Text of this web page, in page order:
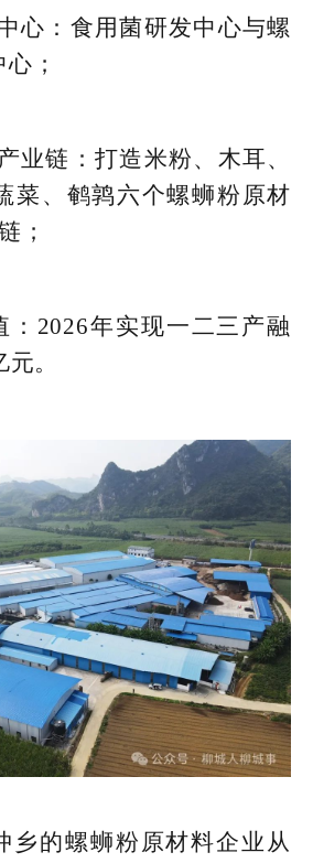
心：食用菌研发中心与螺
；
业链：打造米粉、木耳、
菜、鹌鹑六个螺蛳粉原材
；
：2026年实现一二三产融
。
乡的螺蛳粉原材料企业从